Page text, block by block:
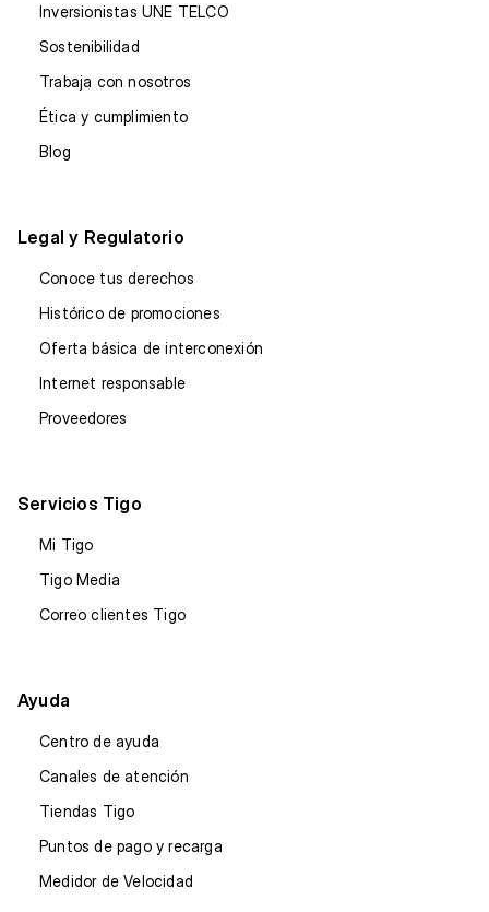
Inversionistas UNE TELCO
Sostenibilidad
Trabaja con nosotros
Ética y cumplimiento
Blog
Legal y Regulatorio
Conoce tus derechos
Histórico de promociones
Oferta básica de interconexión
Internet responsable
Proveedores
Servicios Tigo
Mi Tigo
Tigo Media
Correo clientes Tigo
Ayuda
Centro de ayuda
Canales de atención
Tiendas Tigo
Puntos de pago y recarga
Medidor de Velocidad